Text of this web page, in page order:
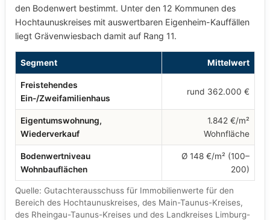
den Bodenwert bestimmt. Unter den 12 Kommunen des
Hochtaunuskreises mit auswertbaren Eigenheim-Kauffällen
liegt Grävenwiesbach damit auf Rang 11.
Segment Mittelwert
Freistehendes
Ein-/Zweifamilienhaus
rund 362.000 €
Eigentumswohnung,
Wiederverkauf
1.842 €/m²
Wohnfläche
Bodenwertniveau
Wohnbauflächen
Ø 148 €/m² (100–
200)
Quelle: Gutachterausschuss für Immobilienwerte für den
Bereich des Hochtaunuskreises, des Main-Taunus-Kreises,
des Rheingau-Taunus-Kreises und des Landkreises Limburg-